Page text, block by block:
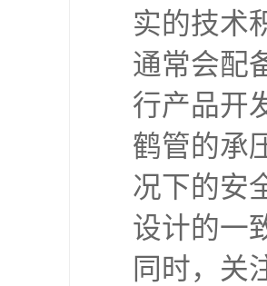
实的技术
通常会配
行产品开
鹤管的承
况下的安
设计的一
同时，关